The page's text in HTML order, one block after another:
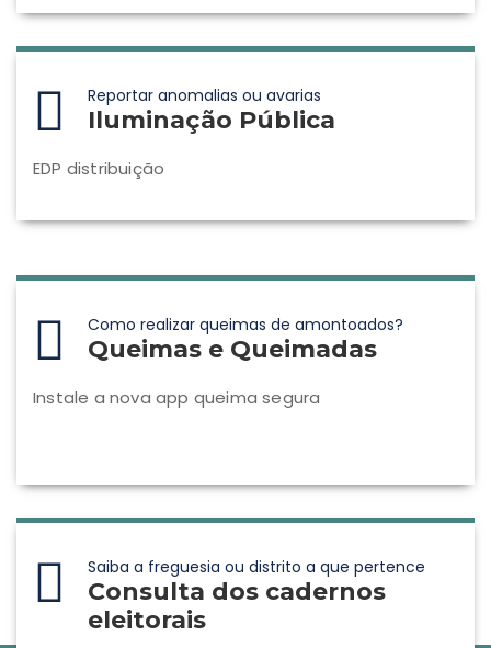
Reportar anomalias ou avarias
Iluminação Pública
EDP distribuição
Como realizar queimas de amontoados?
Queimas e Queimadas
Instale a nova app queima segura
Saiba a freguesia ou distrito a que pertence
Consulta dos cadernos
eleitorais